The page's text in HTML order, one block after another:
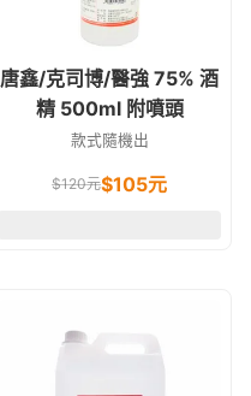
唐鑫/克司博/醫強 75% 酒
精 500ml 附噴頭
款式隨機出
$120元$105元